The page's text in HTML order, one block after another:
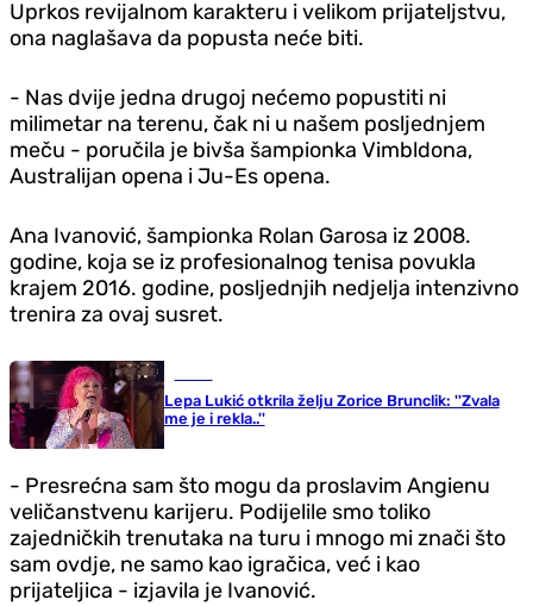
Uprkos revijalnom karakteru i velikom prijateljstvu,
ona naglašava da popusta neće biti.
- Nas dvije jedna drugoj nećemo popustiti ni
milimetar na terenu, čak ni u našem posljednjem
meču - poručila je bivša šampionka Vimbldona,
Australijan opena i Ju-Es opena.
Ana Ivanović, šampionka Rolan Garosa iz 2008.
godine, koja se iz profesionalnog tenisa povukla
krajem 2016. godine, posljednjih nedjelja intenzivno
trenira za ovaj susret.
Lepa Lukić otkrila želju Zorice Brunclik: ''Zvala
me je i rekla..''
- Presrećna sam što mogu da proslavim Angienu
veličanstvenu karijeru. Podijelile smo toliko
zajedničkih trenutaka na turu i mnogo mi znači što
sam ovdje, ne samo kao igračica, već i kao
prijateljica - izjavila je Ivanović.